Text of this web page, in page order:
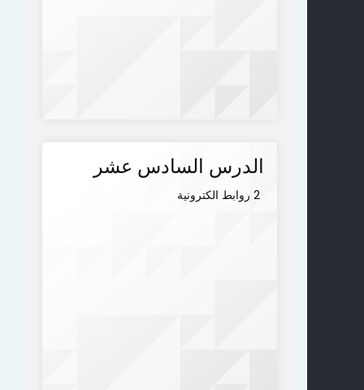
الدرس السادس عشر
2 روابط الكترونية